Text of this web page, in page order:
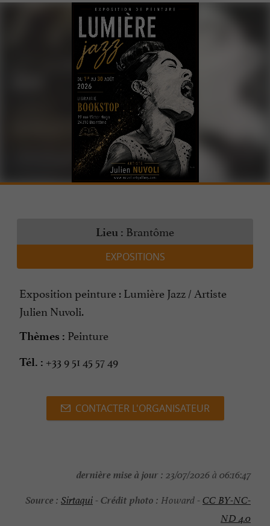
Lieu : Brantôme
EXPOSITIONS
Exposition peinture : Lumière Jazz / Artiste
Julien Nuvoli.
Thèmes : Peinture
Tél. : +33 9 51 45 57 49
CONTACTER L'ORGANISATEUR
dernière mise à jour : 23/07/2026 à 06:16:47
Source : Sirtaqui-Crédit photo : Howard -CC BY-NC-
ND 4.0